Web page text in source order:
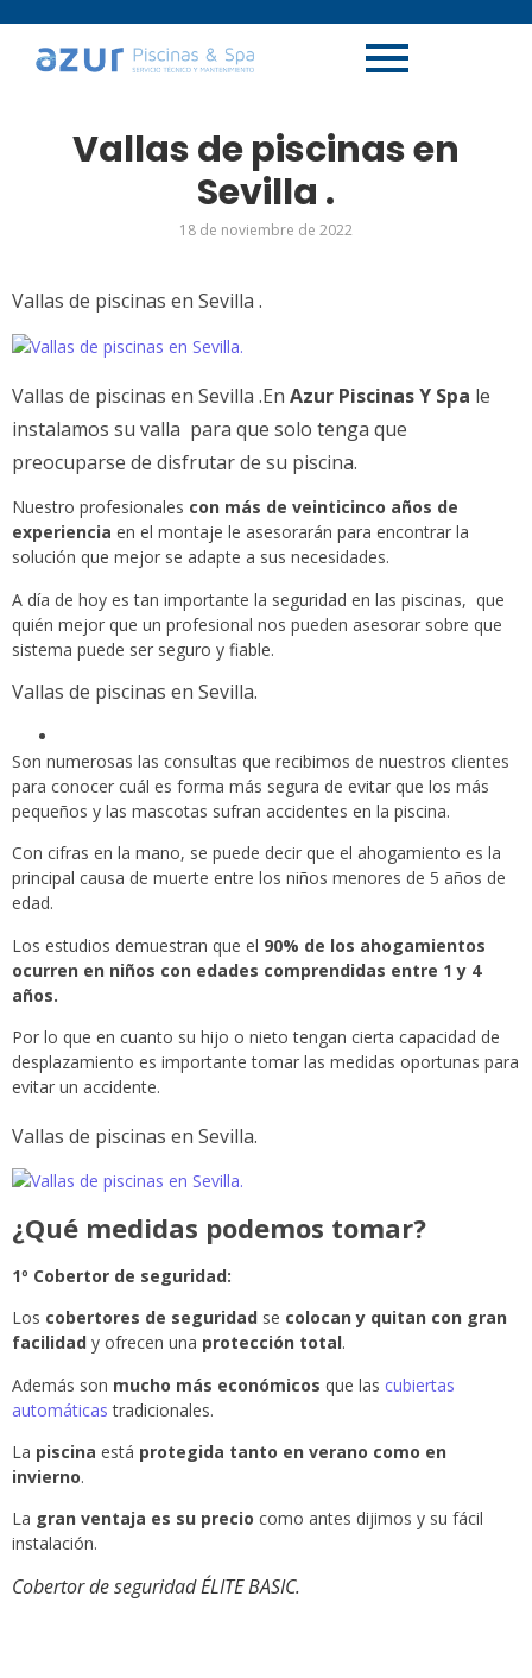
Vallas de piscinas en
Sevilla .
18 de noviembre de 2022
Vallas de piscinas en Sevilla .
Vallas de piscinas en Sevilla .En Azur Piscinas Y Spa le
instalamos su valla para que solo tenga que
preocuparse de disfrutar de su piscina.
Nuestro profesionales con más de veinticinco años de
experiencia en el montaje le asesorarán para encontrar la
solución que mejor se adapte a sus necesidades.
A día de hoy es tan importante la seguridad en las piscinas, que
quién mejor que un profesional nos pueden asesorar sobre que
sistema puede ser seguro y fiable.
Vallas de piscinas en Sevilla.
Son numerosas las consultas que recibimos de nuestros clientes
para conocer cuál es forma más segura de evitar que los más
pequeños y las mascotas sufran accidentes en la piscina.
Con cifras en la mano, se puede decir que el ahogamiento es la
principal causa de muerte entre los niños menores de 5 años de
edad.
Los estudios demuestran que el 90% de los ahogamientos
ocurren en niños con edades comprendidas entre 1 y 4
años.
Por lo que en cuanto su hijo o nieto tengan cierta capacidad de
desplazamiento es importante tomar las medidas oportunas para
evitar un accidente.
Vallas de piscinas en Sevilla.
¿Qué medidas podemos tomar?
1º Cobertor de seguridad:
Los cobertores de seguridad se colocan y quitan con gran
facilidad y ofrecen una protección total.
Además son mucho más económicos que las cubiertas
automáticas tradicionales.
La piscina está protegida tanto en verano como en
invierno.
La gran ventaja es su precio como antes dijimos y su fácil
instalación.
Cobertor de seguridad ÉLITE BASIC.